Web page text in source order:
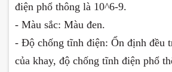
điện phổ thông là 10^6-9.
- Màu sắc: Màu đen.
- Độ chống tĩnh điện: Ổn định đều
của khay, độ chống tĩnh điện phổ